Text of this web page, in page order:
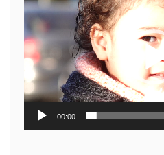
de
video
00:00